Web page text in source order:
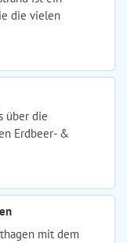
die vielen
über die
Erdbeer- &
mit dem